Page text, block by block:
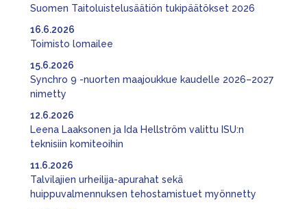
Suomen Taitoluistelusäätiön tukipäätökset 2026
Toimisto lomailee
16.6.2026
Synchro 9 -nuorten maajoukkue kaudelle 2026–2027
nimetty
15.6.2026
Leena Laaksonen ja Ida Hellström valittu ISU:n
teknisiin komiteoihin
12.6.2026
Talvilajien urheilija-apurahat sekä
huippuvalmennuksen tehostamistuet myönnetty
11.6.2026